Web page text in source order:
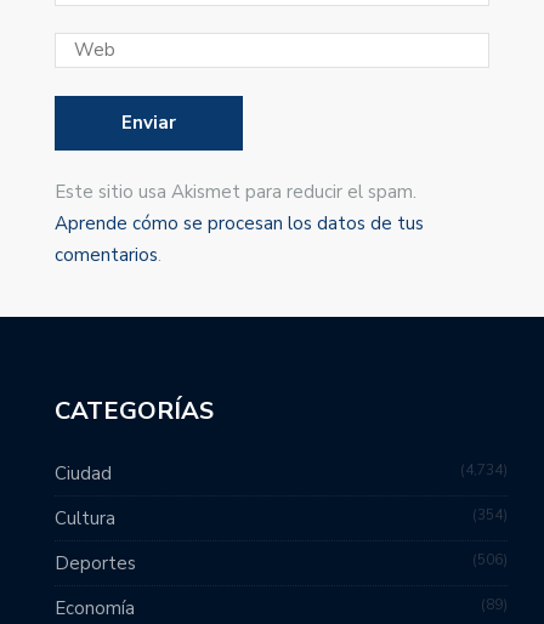
Este sitio usa Akismet para reducir el spam.
Aprende cómo se procesan los datos de tus
comentarios.
CATEGORÍAS
Ciudad 4,734
Cultura 354
Deportes 506
Economía 89